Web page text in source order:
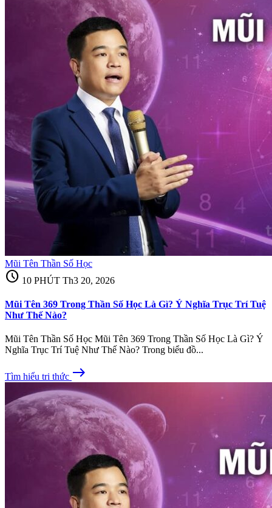
Mũi Tên Thần Số Học
schedule 10 PHÚT Th3 20, 2026
Mũi Tên 369 Trong Thần Số Học Là Gì? Ý Nghĩa Trục Trí Tuệ
Như Thế Nào?
Mũi Tên Thần Số Học Mũi Tên 369 Trong Thần Số Học Là Gì? Ý
Nghĩa Trục Trí Tuệ Như Thế Nào? Trong biểu đồ...
Tìm hiểu tri thức east